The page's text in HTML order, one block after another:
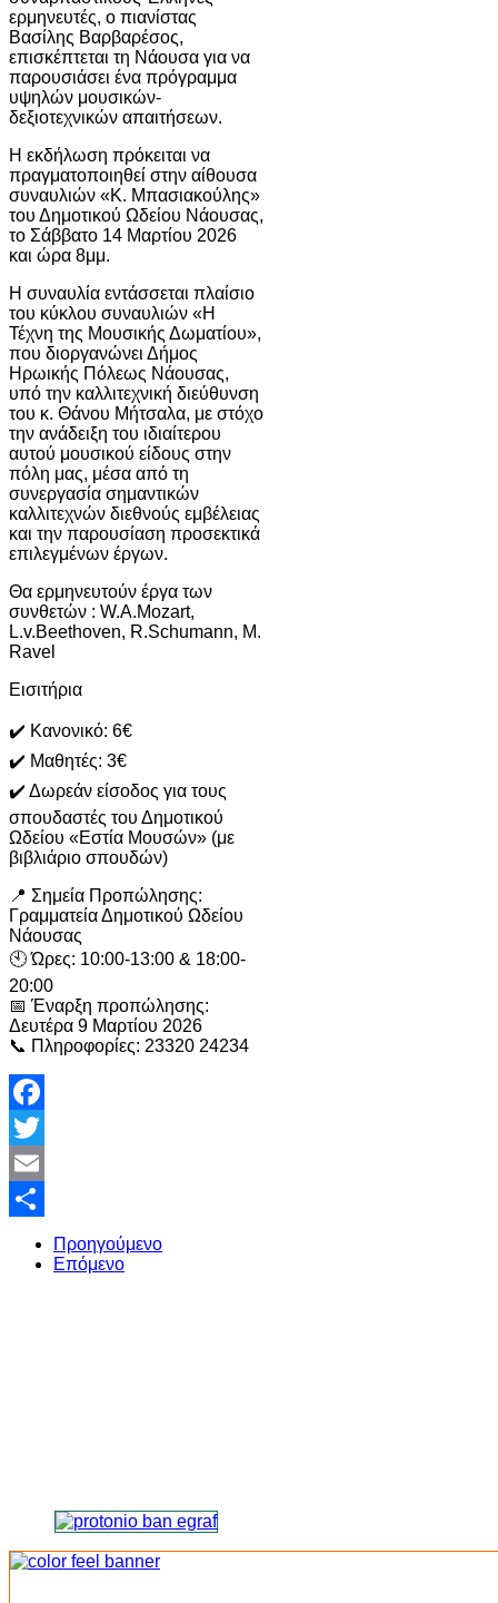
ερμηνευτές, ο πιανίστας
Βασίλης Βαρβαρέσος,
επισκέπτεται τη Νάουσα για να
παρουσιάσει ένα πρόγραμμα
υψηλών μουσικών-
δεξιοτεχνικών απαιτήσεων.
Η εκδήλωση πρόκειται να
πραγματοποιηθεί στην αίθουσα
συναυλιών «Κ. Μπασιακούλης»
του Δημοτικού Ωδείου Νάουσας,
το Σάββατο 14 Μαρτίου 2026
και ώρα 8μμ.
Η συναυλία εντάσσεται πλαίσιο
του κύκλου συναυλιών «Η
Τέχνη της Μουσικής Δωματίου»,
που διοργανώνει Δήμος
Ηρωικής Πόλεως Νάουσας,
υπό την καλλιτεχνική διεύθυνση
του κ. Θάνου Μήτσαλα, με στόχο
την ανάδειξη του ιδιαίτερου
αυτού μουσικού είδους στην
πόλη μας, μέσα από τη
συνεργασία σημαντικών
καλλιτεχνών διεθνούς εμβέλειας
και την παρουσίαση προσεκτικά
επιλεγμένων έργων.
Θα ερμηνευτούν έργα των
συνθετών : W.A.Mozart,
L.v.Beethoven, R.Schumann, M.
Ravel
Εισιτήρια
✔️ Κανονικό: 6€
✔️ Μαθητές: 3€
✔️ Δωρεάν είσοδος για τους
σπουδαστές του Δημοτικού
Ωδείου «Εστία Μουσών» (με
βιβλιάριο σπουδών)
📍 Σημεία Προπώλησης:
Γραμματεία Δημοτικού Ωδείου
Νάουσας
🕙 Ώρες: 10:00-13:00 & 18:00-
20:00
📅 Έναρξη προπώλησης:
Δευτέρα 9 Μαρτίου 2026
📞 Πληροφορίες: 23320 24234
Facebook
Twitter
Email
Share
Προηγούμενο
Επόμενο